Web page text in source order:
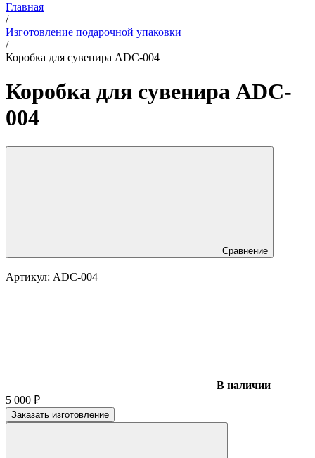
Главная
/
Изготовление подарочной упаковки
/
Коробка для сувенира ADC-004
Коробка для сувенира ADC-
004
Сравнение
Артикул: ADC-004
В наличии
5 000 ₽
Заказать изготовление